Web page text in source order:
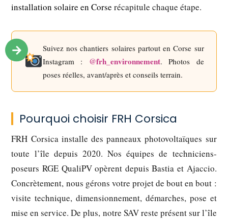
installation solaire en Corse récapitule chaque étape.
Suivez nos chantiers solaires partout en Corse sur
Instagram : @frh_environnement. Photos de
poses réelles, avant/après et conseils terrain.
Pourquoi choisir FRH Corsica
FRH Corsica installe des panneaux photovoltaïques sur
toute l’île depuis 2020. Nos équipes de techniciens-
poseurs RGE QualiPV opèrent depuis Bastia et Ajaccio.
Concrètement, nous gérons votre projet de bout en bout :
visite technique, dimensionnement, démarches, pose et
mise en service. De plus, notre SAV reste présent sur l’île